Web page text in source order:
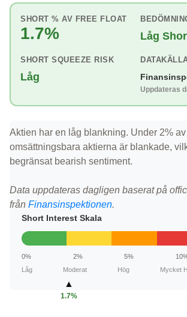
SHORT % AV FREE FLOAT
1.7% Låg
SHORT SQUEEZE RISK
Låg
Uppdateras
Aktien har en låg blankning. Under 2%
omsättningsbara aktierna är blankade,
begränsat bearish sentiment.
Data uppdateras dagligen baserat på
från Finansinspektionen.
Short Interest Skala
0% 2% 5%
Låg
Moderat Hög Mycket
▲
1.7%